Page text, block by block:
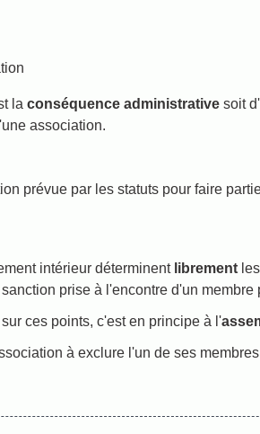
laconséquence administrativesoit
association.
prévue par les statuts pour faire
intérieur déterminentlibrement
prise à l'encontre d'un membre
ces points, c'est en principe à l'
à exclure l'un de ses membres